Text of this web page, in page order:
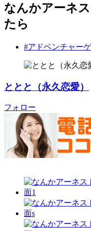
なんかアーネ
たら
#アドベンチャー
ととと（永久恋愛）
フォロー